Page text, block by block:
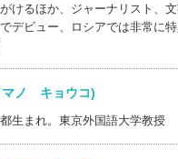
けるほか、ジャーナリスト、
デビュー、ロシアでは非常に
マノ キョウコ)
生まれ。東京外国語大学教授